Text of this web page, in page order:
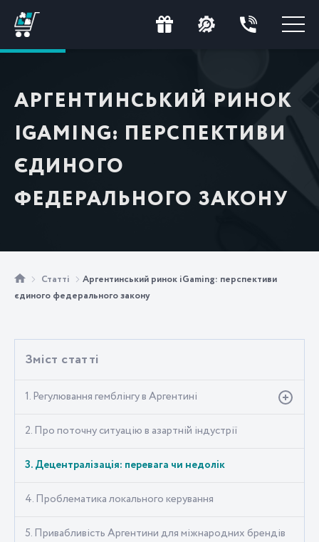
АРГЕНТИНСЬКИЙ РИНОК
IGAMING: ПЕРСПЕКТИВИ
ЄДИНОГО
ФЕДЕРАЛЬНОГО ЗАКОНУ
Статті
Аргентинський ринок iGaming: перспективи
єдиного федерального закону
Зміст статті
1. Регулювання гемблінгу в Аргентині
2. Про поточну ситуацію в азартній індустрії
3. Децентралізація: перевага чи недолік
4. Проблематика локального керування
5. Привабливість Аргентини для міжнародних брендів